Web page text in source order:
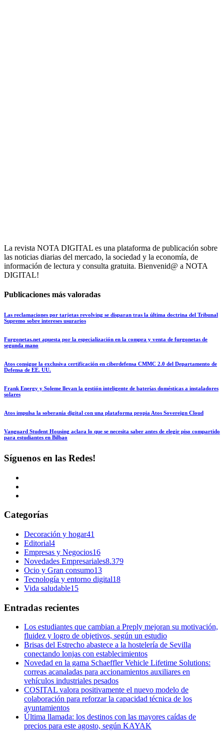
La revista NOTA DIGITAL es una plataforma de publicación sobre
las noticias diarias del mercado, la sociedad y la economía, de
información de lectura y consulta gratuita. Bienvenid@ a NOTA
DIGITAL!
Publicaciones más valoradas
Las reclamaciones por tarjetas revolving se disparan tras la última doctrina del Tribunal
Supremo sobre intereses usurarios
Furgonetas.net apuesta por la especialización en la compra y venta de furgonetas de
segunda mano
Atos consigue la exclusiva certificación en ciberdefensa CMMC 2.0 del Departamento de
Defensa de EE. UU.
Frank Energy y Soleme llevan la gestión inteligente de baterías domésticas a instaladores
solares
Atos impulsa la soberanía digital con una plataforma propia Atos Sovereign Cloud
Vanguard Student Housing aclara lo que se necesita saber antes de elegir piso compartido
para estudiantes en Bilbao
Síguenos en las Redes!
Categorías
Decoración y hogar41
Editorial4
Empresas y Negocios16
Novedades Empresariales8.379
Ocio y Gran consumo13
Tecnología y entorno digital18
Vida saludable15
Entradas recientes
Los estudiantes que cambian a Preply mejoran su motivación,
fluidez y logro de objetivos, según un estudio
Brisas del Estrecho abastece a la hostelería de Sevilla
conectando lonjas con establecimientos
Novedad en la gama Schaeffler Vehicle Lifetime Solutions:
correas acanaladas para accionamientos auxiliares en
vehículos industriales pesados
COSITAL valora positivamente el nuevo modelo de
colaboración para reforzar la capacidad técnica de los
ayuntamientos
Última llamada: los destinos con las mayores caídas de
precios para este agosto, según KAYAK